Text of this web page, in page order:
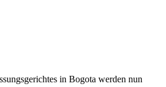
in Bogota werden nun